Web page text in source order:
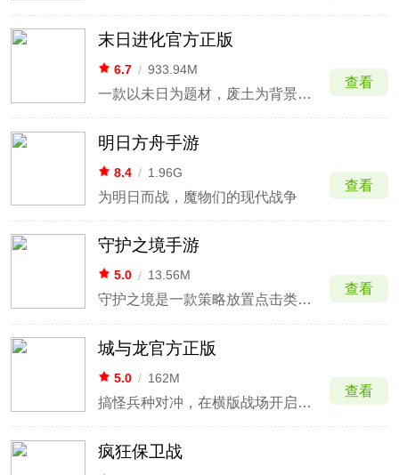
末日进化官方正版
6.7 / 933.94M
一款以未日为题材，废土为背景的战争生存类手游
查看
明日方舟手游
8.4 / 1.96G
为明日而战，魔物们的现代战争
查看
守护之境手游
5.0 / 13.56M
守护之境是一款策略放置点击类三国手游。游戏以三国为背景，采用Q版可爱的形象打造新颖三国武将，以及炫酷的技能特效，带给玩家极致的视觉体验。游戏采用独特的BOSS机制，带来不重复的推图体验，真人塔防对战实力运气缺一不可。
查看
城与龙官方正版
5.0 / 162M
搞怪兵种对冲，在横版战场开启策略乱斗。
查看
疯狂保卫战